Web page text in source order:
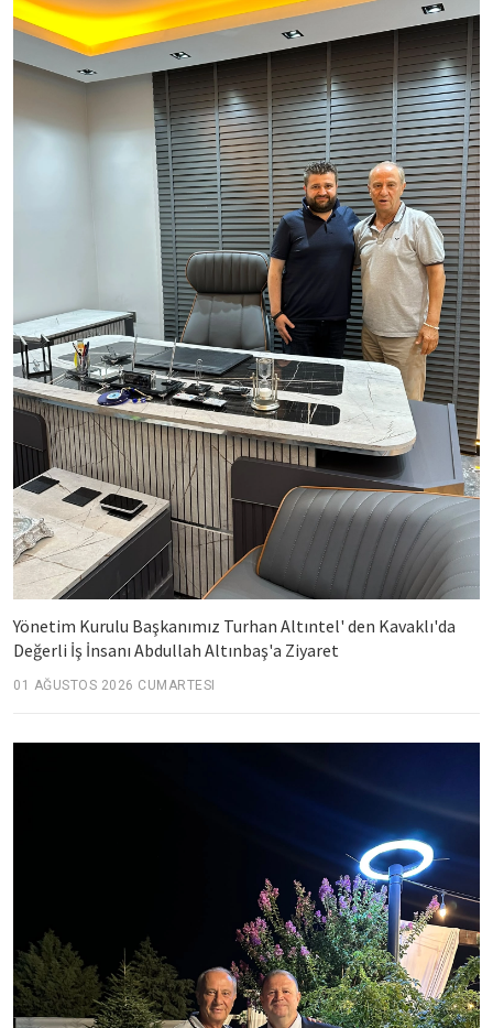
Yönetim Kurulu Başkanımız Turhan Altıntel' den Kavaklı'da
Değerli İş İnsanı Abdullah Altınbaş'a Ziyaret
01 AĞUSTOS 2026 CUMARTESI